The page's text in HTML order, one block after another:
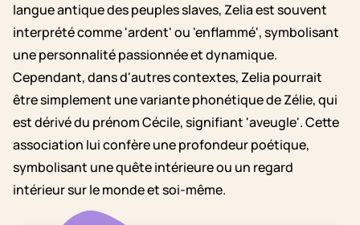
langue antique des peuples slaves, Zelia est souvent
interprété comme 'ardent' ou 'enflammé', symbolisant
une personnalité passionnée et dynamique.
Cependant, dans d'autres contextes, Zelia pourrait
être simplement une variante phonétique de Zélie, qui
est dérivé du prénom Cécile, signifiant 'aveugle'. Cette
association lui confère une profondeur poétique,
symbolisant une quête intérieure ou un regard
intérieur sur le monde et soi-même.